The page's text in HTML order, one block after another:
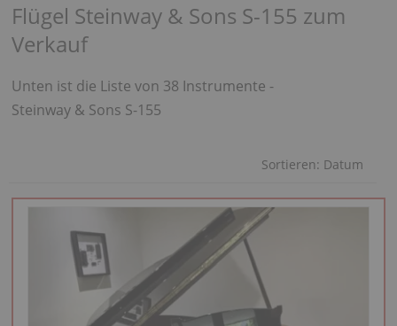
Flügel Steinway & Sons S-155 zum
Verkauf
Unten ist die Liste von 38 Instrumente -
Steinway & Sons S-155
Sortieren: Datum